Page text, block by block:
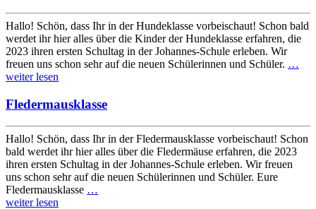
Hallo! Schön, dass Ihr in der Hundeklasse vorbeischaut! Schon bald
werdet ihr hier alles über die Kinder der Hundeklasse erfahren, die
2023 ihren ersten Schultag in der Johannes-Schule erleben. Wir
freuen uns schon sehr auf die neuen Schülerinnen und Schüler. …
weiter lesen
Fledermausklasse
Hallo! Schön, dass Ihr in der Fledermausklasse vorbeischaut! Schon
bald werdet ihr hier alles über die Fledermäuse erfahren, die 2023
ihren ersten Schultag in der Johannes-Schule erleben. Wir freuen
uns schon sehr auf die neuen Schülerinnen und Schüler. Eure
Fledermausklasse …
weiter lesen